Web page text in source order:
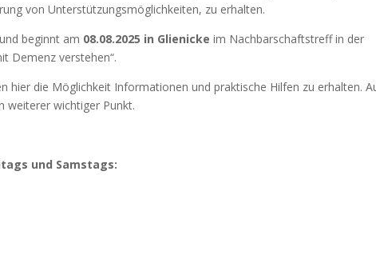
von Unterstützungsmöglichkeiten, zu erhalten.
beginnt am 08.08.2025 in Glienicke im Nachbarschaftstreff in der
Demenz verstehen“.
hier die Möglichkeit Informationen und praktische Hilfen zu erhalten.
weiterer wichtiger Punkt.
und Samstags: